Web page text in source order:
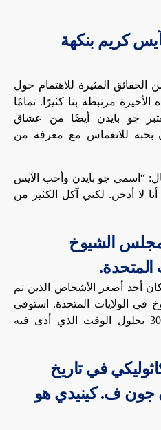
كريم بنكهة
المثيرة للاهتمام حول
الأخيرة مرتبطة بنا كثيرًا. تمامًا
جو بايدن أيضًا من عشاق
بحبه للانغماس مع مغرفة من
من عام 2016 ، قال: “اسمي جو بايدن وأحب الآيس
لا أدخن. لكني آكل الكثير من
مجلس الشيوخ
المتحدة.
أحد أصغر الأشخاص الذين تم
في الولايات المتحدة. استوفى
شرط السن الدستوري وهو 30 بحلول الوقت الذي أدى فيه
في تاريخ
جون ف. كينيدي هو